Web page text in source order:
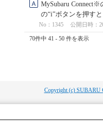
MySubaru
の“i”ボタンを押す
No：1345 公開日時：
70件中 41 - 50 件を表示
Copyright (c) SUBARU